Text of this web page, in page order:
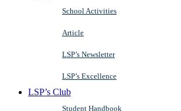
School Activities
Article
LSP’s Newsletter
LSP’s Excellence
LSP’s Club
Student Handbook